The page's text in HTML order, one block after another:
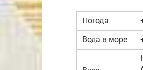
Погода
Вода в море